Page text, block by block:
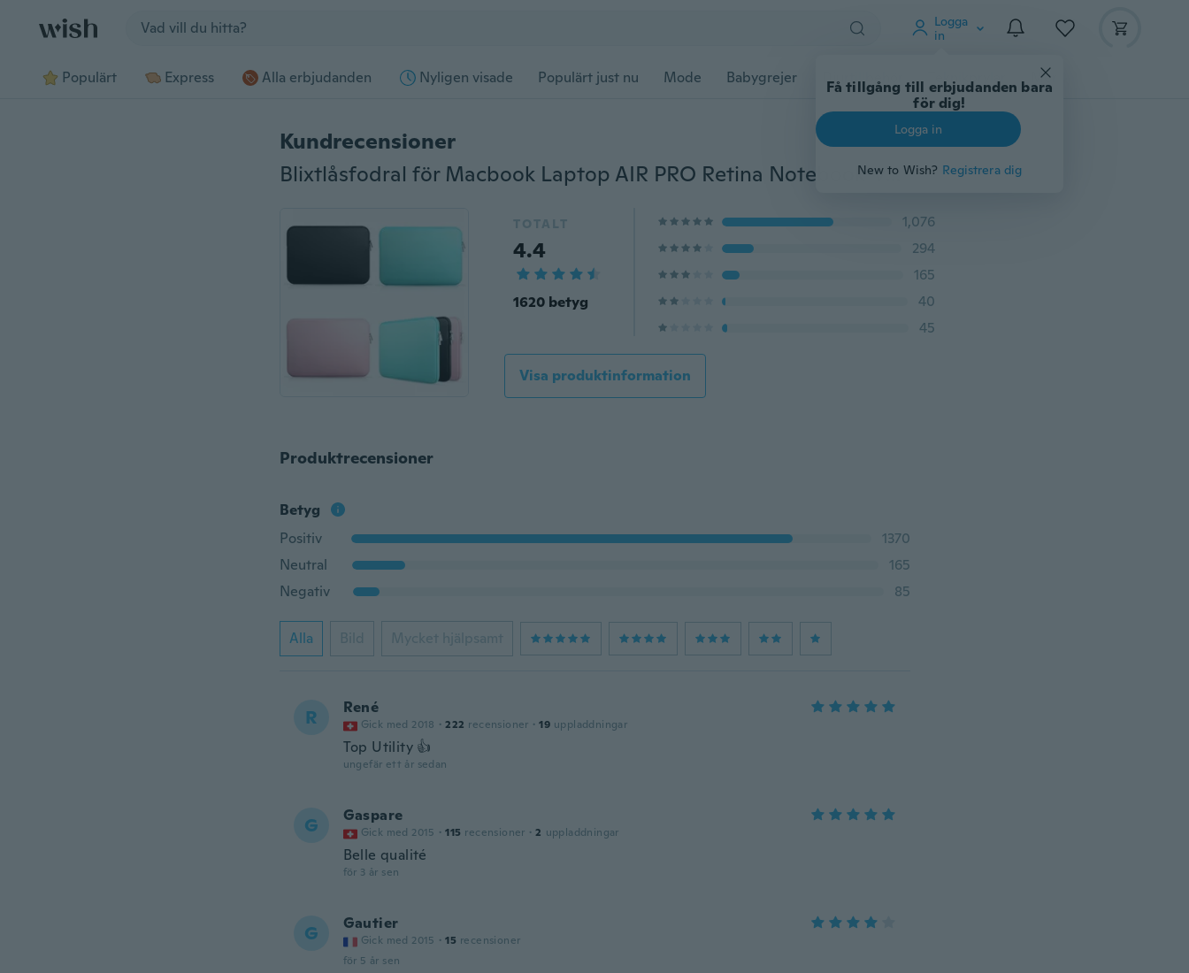
Logga
in
Få tillgång till erbjudanden bara
för dig!
Logga in
New to Wish? Registrera dig
Populärt Express Alla erbjudanden Nyligen visade Populärt just nu Mode Babygrejer Djurtillbehör Teknikprylar Mer
Kundrecensioner
Blixtlåsfodral för Macbook Laptop AIR PRO Retina Notebook-väska
TOTALT
4.4
1620 betyg
1,076
294
165
40
45
Visa produktinformation
Produktrecensioner
Betyg
Positiv
1370
Neutral
165
Negativ
85
Alla Bild Mycket hjälpsamt
R René
Gick med 2018 · 222 recensioner · 19 uppladdningar
Top Utility 👍
ungefär ett år sedan
G Gaspare
Gick med 2015 · 115 recensioner · 2 uppladdningar
Belle qualité
för 3 år sen
G Gautier
Gick med 2015 · 15 recensioner
för 5 år sen